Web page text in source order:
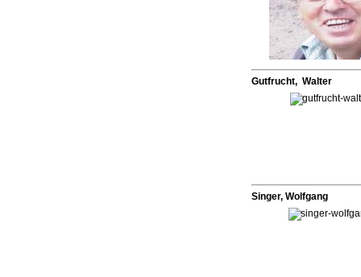
Gutfrucht, Walter
Singer, Wolfgang